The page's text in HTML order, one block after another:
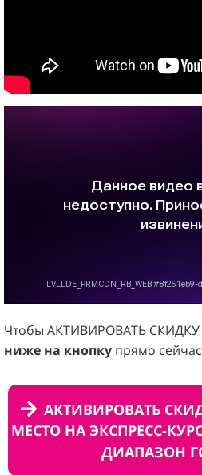
Чтобы АКТИВИРОВАТЬ СКИДКУ
ниже на кнопку прямо
АКТИВИРОВАТЬ
МЕСТО НА ЭКСПРЕСС-
ДИАПАЗОН